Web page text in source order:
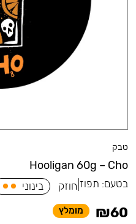
טבק
Hooligan 60g – Cho
בטעם: תפוז חוזק בינוני
₪60 מומלץ